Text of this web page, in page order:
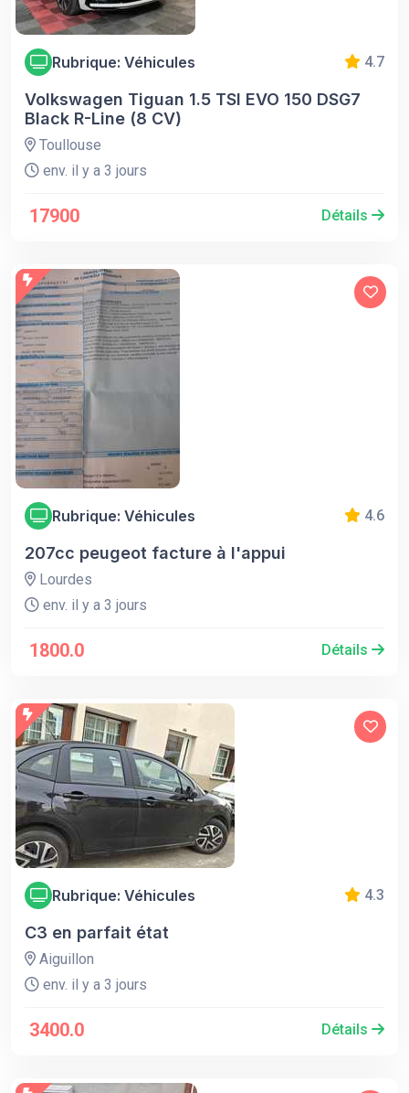
Rubrique: Véhicules 4.7
Volkswagen Tiguan 1.5 TSI EVO 150 DSG7
Black R-Line (8 CV)
Toullouse
env. il y a 3 jours
17900 Détails
Rubrique: Véhicules 4.6
207cc peugeot facture à l'appui
Lourdes
env. il y a 3 jours
1800.0 Détails
Rubrique: Véhicules 4.3
C3 en parfait état
Aiguillon
env. il y a 3 jours
3400.0 Détails